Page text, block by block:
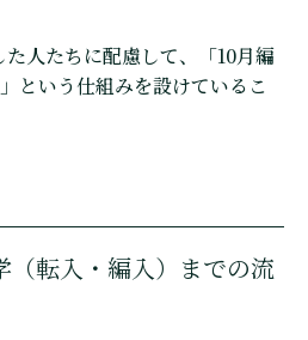
人たちに配慮して、「10月編
という仕組みを設けているこ
（転入・編入）までの流